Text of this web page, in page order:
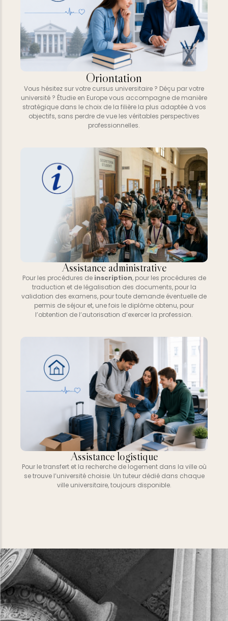
Oriontation
Vous hésitez sur votre cursus universitaire ? Déçu par votre
université ? Étudie en Europe vous accompagne de manière
stratégique dans le choix de la filière la plus adaptée à vos
objectifs, sans perdre de vue les véritables perspectives
professionnelles.
Assistance administrative
Pour les procédures de inscription, pour les procédures de
traduction et de légalisation des documents, pour la
validation des examens, pour toute demande éventuelle de
permis de séjour et, une fois le diplôme obtenu, pour
l’obtention de l’autorisation d’exercer la profession.
Assistance logistique
Pour le transfert et la recherche de logement dans la ville où
se trouve l’université choisie. Un tuteur dédié dans chaque
ville universitaire, toujours disponible.